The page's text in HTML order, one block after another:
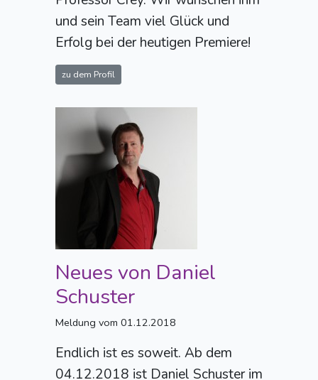
und sein Team viel Glück und
Erfolg bei der heutigen Premiere!
zu dem Profil
Neues von Daniel
Schuster
Meldung vom 01.12.2018
Endlich ist es soweit. Ab dem
04.12.2018 ist Daniel Schuster im